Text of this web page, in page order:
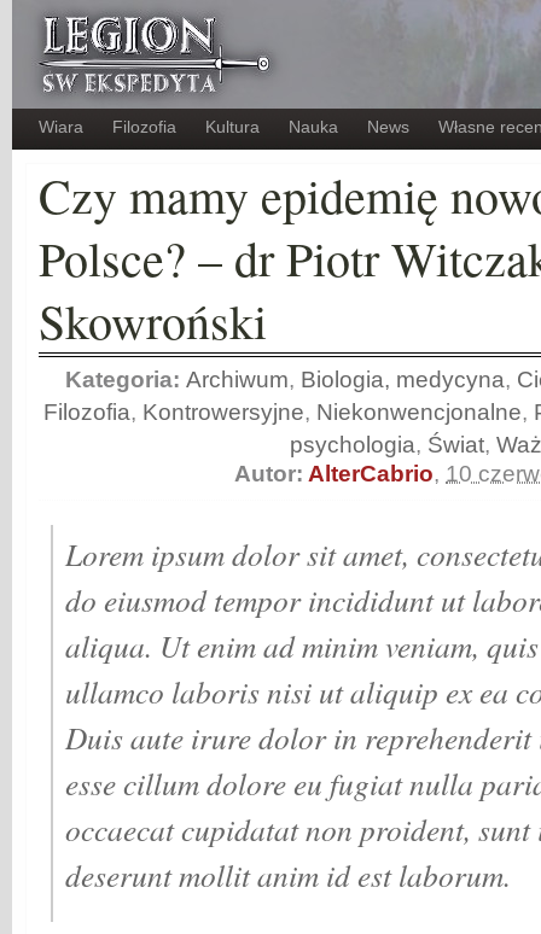
Wiara Filozofia Kultura Nauka News Własne
Czy mamy epidemię
Polsce? – dr Piotr
Skowroński
Kategoria: Archiwum, Biologia, medycyna,
Filozofia, Kontrowersyjne, Niekonwencjonalne,
psychologia, Świat,
Autor: AlterCabrio, 10
Lorem ipsum dolor sit amet,
do eiusmod tempor incididunt ut
aliqua. Ut enim ad minim veniam,
ullamco laboris nisi ut aliquip ex ea
Duis aute irure dolor in
esse cillum dolore eu fugiat nulla
occaecat cupidatat non proident,
deserunt mollit anim id est laborum.